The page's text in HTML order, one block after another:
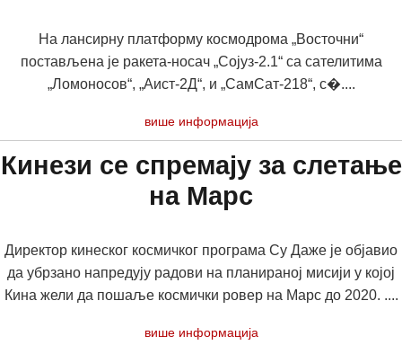
На лансирну платформу космодрома „Восточни“
постављена је ракета-носач „Сојуз-2.1“ са сателитима
„Ломоносов“, „Аист-2Д“, и „СамСат-218“, с�....
више информација
Кинези се спремају за слетање
на Марс
Директор кинеског космичког програма Су Даже је објавио
да убрзано напредују радови на планираној мисији у којој
Кина жели да пошаље космички ровер на Марс до 2020. ....
више информација